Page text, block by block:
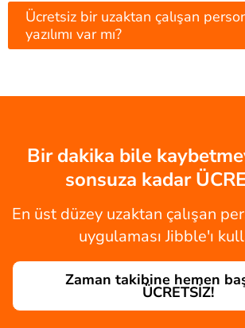
Ücretsiz bir uzaktan çalışan
yazılımı var mı?
Bir dakika bile
sonsuza kadar
En üst düzey uzaktan çalışan
uygulaması Jibble'ı
Zaman takibine hemen
ÜCRETSİZ!